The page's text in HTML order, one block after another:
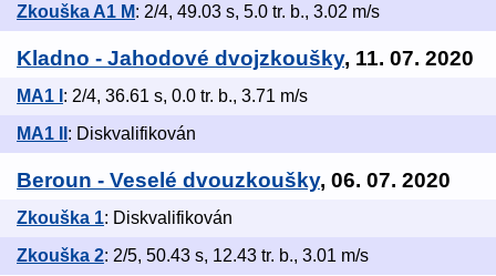
Zkouška A1 M: 2/4, 49.03 s, 5.0 tr. b., 3.02 m/s
Kladno - Jahodové dvojzkoušky, 11. 07. 2020
MA1 I : 2/4, 36.61 s, 0.0 tr. b., 3.71 m/s
MA1 II : Diskvalifikován
Beroun - Veselé dvouzkoušky, 06. 07. 2020
Zkouška 1: Diskvalifikován
Zkouška 2: 2/5, 50.43 s, 12.43 tr. b., 3.01 m/s